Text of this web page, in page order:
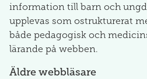
information till barn och
upplevas som ostrukturerat
både pedagogisk och
lärande på webben.
Äldre webbläsare